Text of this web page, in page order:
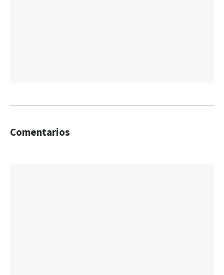
Comentarios